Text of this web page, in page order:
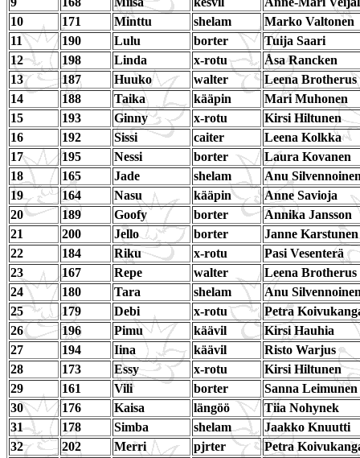
10
171 Minttu shelam
Marko Valtonen
11
190 Lulu borter
Tuija Saari
12
198 Linda x-rotu
Åsa Rancken
13
187 Huuko walter
Leena Brotherus
14
188 Taika kääpin
Mari Muhonen
15
193 Ginny x-rotu
Kirsi Hiltunen
16
192 Sissi caiter
Leena Kolkka
17
195 Nessi borter
Laura Kovanen
18
165 Jade shelam
Anu
19
164 Nasu kääpin
Anne Savioja
20
189 Goofy borter
Annika Jansson
21
200 Jello borter
Janne Karstunen
22
184 Riku x-rotu
Pasi Vesenterä
23
167 Repe walter
Leena Brotherus
24
180 Tara shelam
Anu
25
179 Debi x-rotu
Petra
26
196 Pimu käävil
Kirsi Hauhia
27
194 Iina käävil
Risto Warjus
28
173 Essy x-rotu
Kirsi Hiltunen
29
161 Vili borter
Sanna Leimunen
30
176 Kaisa längöö
Tiia Nohynek
31
178 Simba shelam
Jaakko Knuutti
32
202 Merri pjrter
Petra